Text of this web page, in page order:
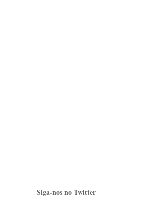
Siga-nos no Twitter